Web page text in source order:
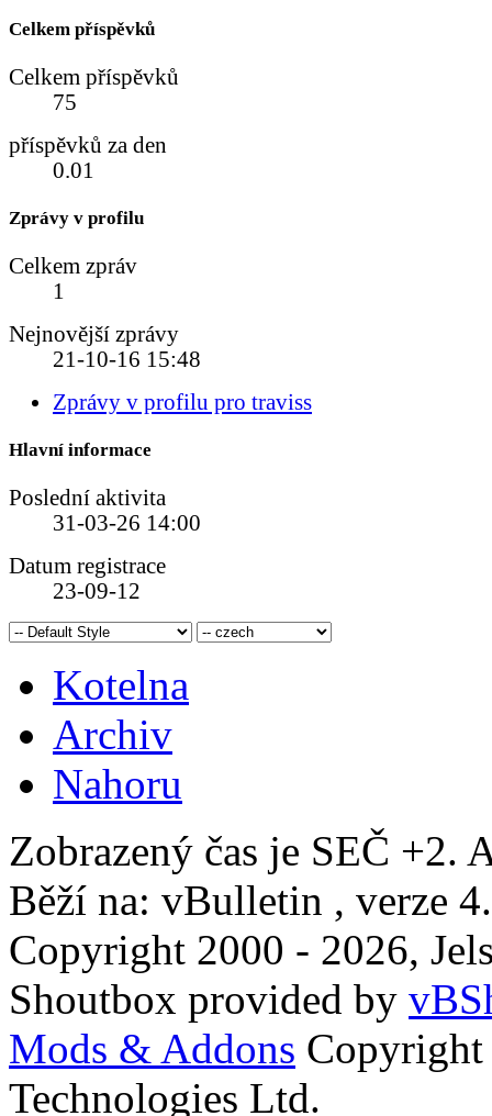
Celkem příspěvků
Celkem příspěvků
75
příspěvků za den
0.01
Zprávy v profilu
Celkem zpráv
1
Nejnovější zprávy
21-10-16 15:48
Zprávy v profilu pro traviss
Hlavní informace
Poslední aktivita
31-03-26 14:00
Datum registrace
23-09-12
Kotelna
Archiv
Nahoru
Zobrazený čas je SEČ +2.
Běží na: vBulletin , verze
Copyright 2000 - 2026,
Shoutbox provided by
Mods & Addons
Technologies Ltd.